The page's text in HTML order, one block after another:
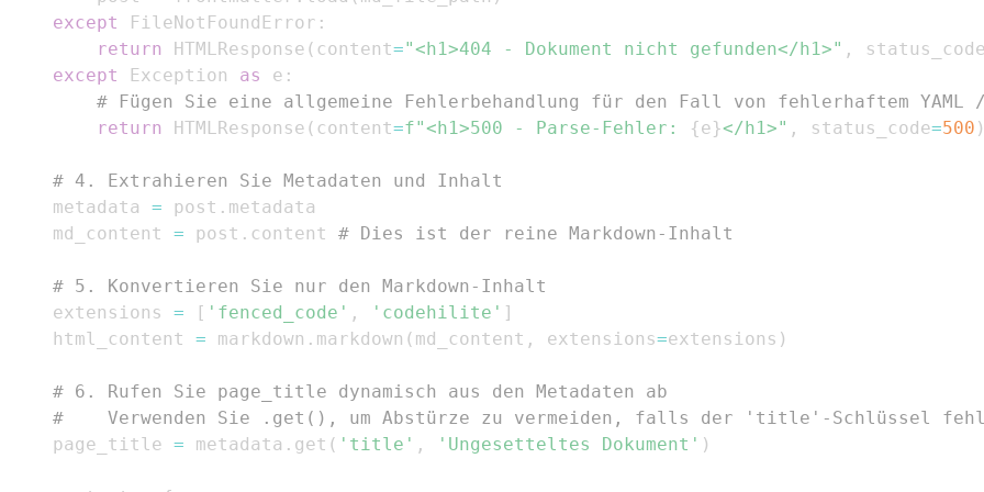
except
FileNotFoundError :
return
HTMLResponse ( content="<h1>404 - Dokument nicht gefunden</h1>" , status_code
except
Exception as e :
# Fügen Sie eine allgemeine Fehlerbehandlung für den Fall von fehlerhaftem YAML
return
HTMLResponse ( content=f"<h1>500 - Parse-Fehler: {e}</h1>" , status_code=500 )
# 4. Extrahieren Sie Metadaten und Inhalt
    metadata
= post .
    md_content
= post . content # Dies ist der reine Markdown-Inhalt
# 5. Konvertieren Sie nur den Markdown-Inhalt
    extensions
= [ 'fenced_code' , 'codehilite' ]
    html_content
= markdown . markdown ( md_content , extensions=extensions )
# 6. Rufen Sie page_title dynamisch aus den Metadaten ab
#    Verwenden Sie .get(), um Abstürze zu vermeiden, falls der 'title'-Schlüssel
    page_title
= metadata . get ( 'title' , 'Ungesetteltes Dokument' )